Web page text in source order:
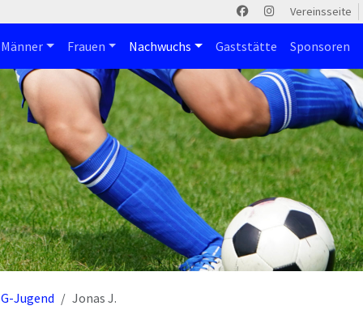
Vereinsseite
Männer Frauen Nachwuchs Gaststätte Sponsoren
G-Jugend Jonas J.